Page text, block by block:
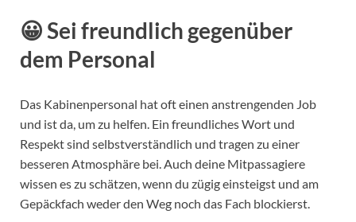
😀 Sei freundlich gegenüber
dem Personal
Das Kabinenpersonal hat oft einen anstrengenden Job
und ist da, um zu helfen. Ein freundliches Wort und
Respekt sind selbstverständlich und tragen zu einer
besseren Atmosphäre bei. Auch deine Mitpassagiere
wissen es zu schätzen, wenn du zügig einsteigst und am
Gepäckfach weder den Weg noch das Fach blockierst.